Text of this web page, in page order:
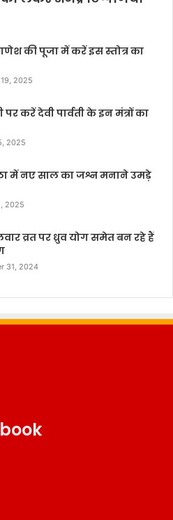
की पूजा में करें इस स्तोत्र का
2025
पर करें देवी पार्वती के इन मंत्रों का
2025
में नए साल का जश्न मनाने उमड़े
2025
व्रत पर ध्रुव योग समेत बन रहे हैं
31, 2024